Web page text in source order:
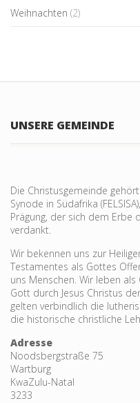
Weihnachten (2)
UNSERE GEMEINDE
Die Christusgemeinde
Synode in Südafrika
Prägung, der sich dem Erbe
verdankt.
Wir bekennen uns zur
Testamentes als Gottes
uns Menschen. Wir leben
Gott durch Jesus Christus
gelten verbind­lich die
die historische christliche
Adresse
Noodsbergstraße 75
Wartburg
KwaZulu-Natal
3233